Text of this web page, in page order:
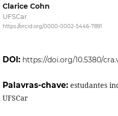
Clarice Cohn
UFSCar
https://orcid.org/0000-0002-5446-7891
DOI: https://doi.org/10.5380/
Palavras-chave: estudantes
UFSCar